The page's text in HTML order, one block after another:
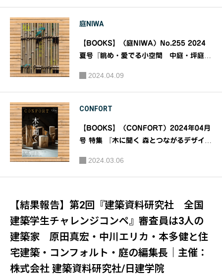
料研究社 編集：建築思潮研究所
庭NIWA
【BOOKS】（庭NIWA）No.255 2024
夏号『眺め・愛でる小空間 中庭・坪庭』
2024.04.09
CONFORT
【BOOKS】（CONFORT）2024年04月
号 特集 『木に聞く 森とつながるデザイ
2024.03.06
【結果報告】第2回『建築資料研究社 全国
建築学生チャレンジコンペ』審査員は3人の
建築家 原田真宏・中川エリカ・本多健と住
宅建築・コンフォルト・庭の編集長｜主催：
株式会社 建築資料研究社/日建学院